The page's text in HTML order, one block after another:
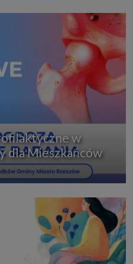
w
dla Mieszkańców